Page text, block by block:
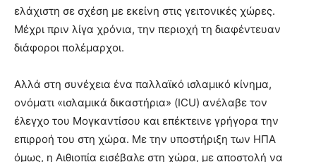
ελάχιστη σε σχέση με εκείνη στις γειτονικές χώρες.
Μέχρι πριν λίγα χρόνια, την περιοχή τη διαφέντευαν
διάφοροι πολέμαρχοι.
Αλλά στη συνέχεια ένα παλλαϊκό ισλαμικό κίνημα,
ονόματι «ισλαμικά δικαστήρια» (ΙCU) ανέλαβε τον
έλεγχο του Μογκαντίσου και επέκτεινε γρήγορα την
επιρροή του στη χώρα. Με την υποστήριξη των ΗΠΑ
όμως, η Αιθιοπία εισέβαλε στη χώρα, με αποστολή να